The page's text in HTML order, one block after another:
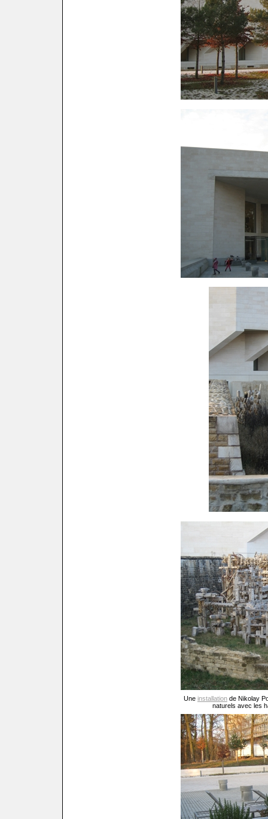
Une installation de Nikolay
naturels avec les